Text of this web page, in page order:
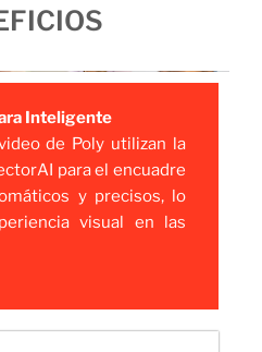
Inteligente
de Poly utilizan la
para el encuadre
y precisos, lo
visual en las